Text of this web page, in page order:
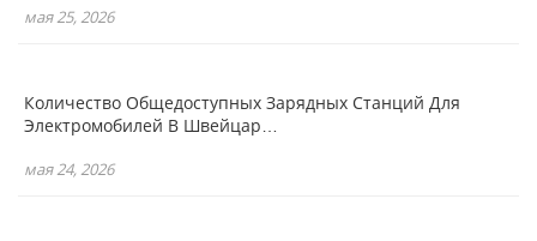
мая 25, 2026
Количество Общедоступных Зарядных Станций Для
Электромобилей В Швейцар…
мая 24, 2026